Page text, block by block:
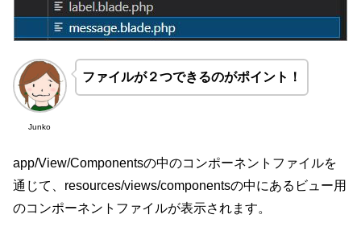
Junko
ファイルが２つできるのがポイント！
app/View/Componentsの中のコンポーネントファイルを
通じて、resources/views/componentsの中にあるビュー用
のコンポーネントファイルが表示されます。